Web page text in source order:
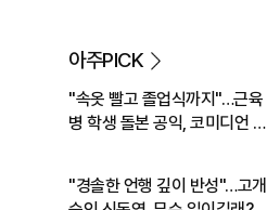
아주PICK
"속옷 빨고 졸업식까지"…근육
병 학생 돌본 공익, 코미디언 김
"경솔한 언행 깊이 반성"…고개